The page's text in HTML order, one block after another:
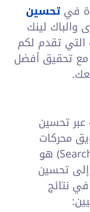
فيتحسين
والباك لينك
تقدم لكم
مع تحقيق أفضل
تحسين
محركات
البحث (Search Engine Marketing – SEM) هو
تحسين
نتائج